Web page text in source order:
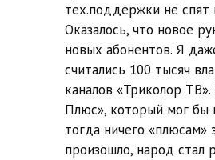
тех.поддержки не спят
Оказалось, что новое
новых абонентов. Я
считались 100 тысяч
каналов «Триколор
Плюс», который мог бы
тогда ничего
произошло, народ стал